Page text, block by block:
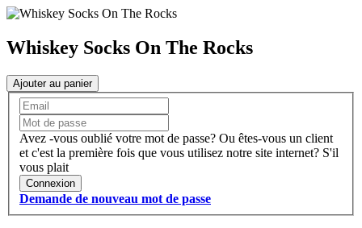
Whiskey Socks On The Rocks
Ajouter au panier
Avez -vous oublié votre mot de passe? Ou êtes-vous un client
et c'est la première fois que vous utilisez notre site internet? S'il
vous plait
Connexion
Demande de nouveau mot de passe